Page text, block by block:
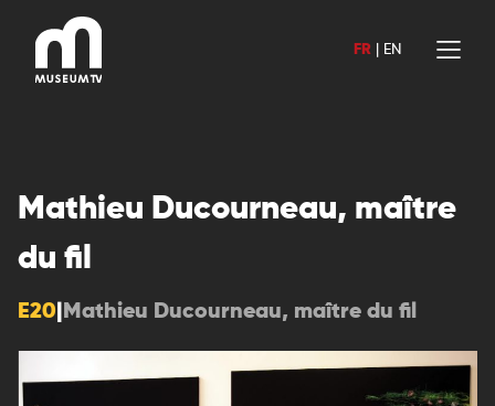
contenu
FR EN
Mathieu Ducourneau, maître
du fil
E20 Mathieu Ducourneau, maître du fil